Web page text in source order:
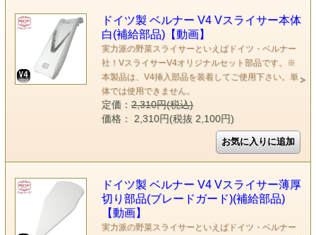
ドイツ製 ベルナー V4 Vスライサー本体
白(補給部品)【動画】
実力派の野菜スライサーといえばドイツ・ベルナー
社！VスライサーV4オリジナルセット部品です。※
本製品は、V4挿入部品を装着してご使用下さい。単
体では使用できません。
定価：2,310円(税込)
価格： 2,310円(税抜 2,100円)
ドイツ製 ベルナー V4 Vスライサー薄厚
切り部品(ブレードガード)(補給部品)
【動画】
実力派の野菜スライサーといえばドイツ・ベルナー